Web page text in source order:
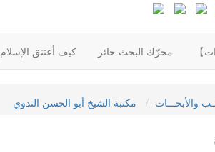
كيف أعتنق الإسلام محرّك البحث حائر 】
والأبحـــاث مكتبة الشيخ أبو الحسن الندوي